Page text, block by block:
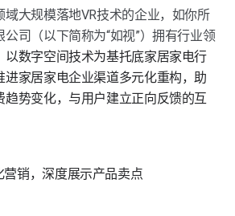
大规模落地VR技术的企业，如你所
司（以下简称为“如视”）拥有行业领
以数字空间技术为基托底家居家电行
进家居家电企业渠道多元化重构，助
趋势变化，与用户建立正向反馈的互
营销，深度展示产品卖点